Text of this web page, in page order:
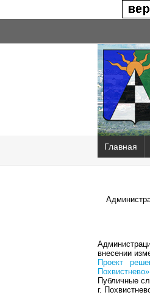
Главная
внесении
Проект
Похвистнево»
Публичные
г.